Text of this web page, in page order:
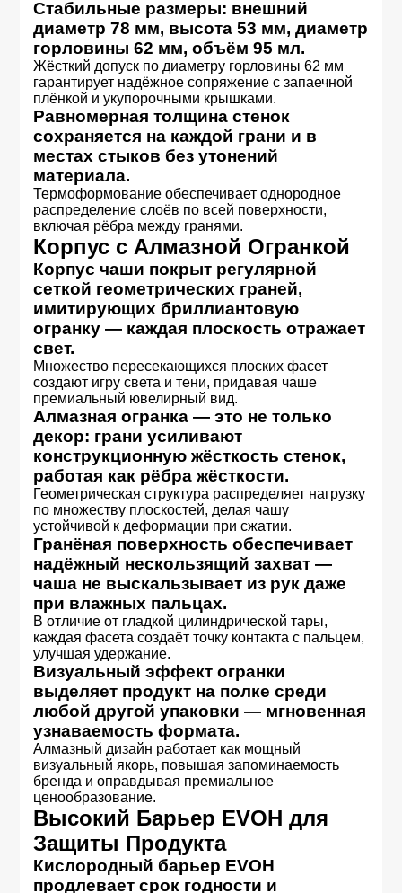
Стабильные размеры: внешний
диаметр 78 мм, высота 53 мм, диаметр
горловины 62 мм, объём 95 мл.
Жёсткий допуск по диаметру горловины 62 мм
гарантирует надёжное сопряжение с запаечной
плёнкой и укупорочными крышками.
Равномерная толщина стенок
сохраняется на каждой грани и в
местах стыков без утонений
материала.
Термоформование обеспечивает однородное
распределение слоёв по всей поверхности,
включая рёбра между гранями.
Корпус с Алмазной Огранкой
Корпус чаши покрыт регулярной
сеткой геометрических граней,
имитирующих бриллиантовую
огранку — каждая плоскость отражает
свет.
Множество пересекающихся плоских фасет
создают игру света и тени, придавая чаше
премиальный ювелирный вид.
Алмазная огранка — это не только
декор: грани усиливают
конструкционную жёсткость стенок,
работая как рёбра жёсткости.
Геометрическая структура распределяет нагрузку
по множеству плоскостей, делая чашу
устойчивой к деформации при сжатии.
Гранёная поверхность обеспечивает
надёжный нескользящий захват —
чаша не выскальзывает из рук даже
при влажных пальцах.
В отличие от гладкой цилиндрической тары,
каждая фасета создаёт точку контакта с пальцем,
улучшая удержание.
Визуальный эффект огранки
выделяет продукт на полке среди
любой другой упаковки — мгновенная
узнаваемость формата.
Алмазный дизайн работает как мощный
визуальный якорь, повышая запоминаемость
бренда и оправдывая премиальное
ценообразование.
Высокий Барьер EVOH для
Защиты Продукта
Кислородный барьер EVOH
продлевает срок годности и